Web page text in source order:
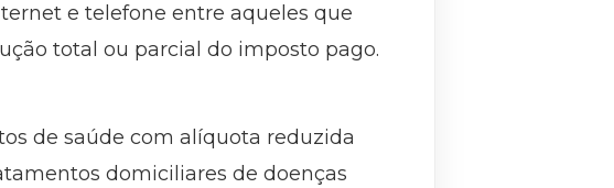
e telefone entre aqueles que
total ou parcial do imposto pago.
de saúde com alíquota reduzida
domiciliares de doenças